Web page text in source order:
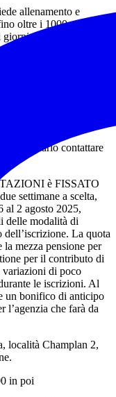
allenamento e
oltre i 1000 metri
giorni.
un
motivi comprovati di
Paolo
nella causale:
necessario contattare
è FISSATO
settimane a scelta,
al 2 agosto 2025,
delle modalità di
dell’iscrizione. La quota
mezza pensione per
per il contributo di
variazioni di poco
le iscrizioni. Al
un bonifico di anticipo
l’agenzia che farà da
località Champlan 2,
in poi